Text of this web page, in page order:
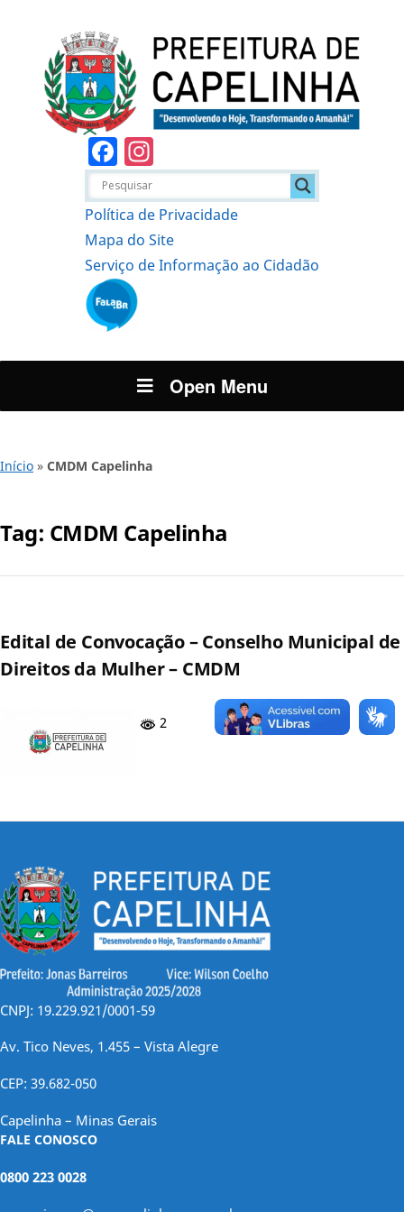
Facebook
Política de Privacidade
Mapa do Site
Serviço de Informação ao Cidadão
Open Menu
Início » CMDM Capelinha
Tag: CMDM Capelinha
Edital de Convocação – Conselho Municipal de
Direitos da Mulher – CMDM
2
CNPJ: 19.229.921/0001-59
Av. Tico Neves, 1.455 – Vista Alegre
CEP: 39.682-050
Capelinha – Minas Gerais
FALE CONOSCO
0800 223 0028